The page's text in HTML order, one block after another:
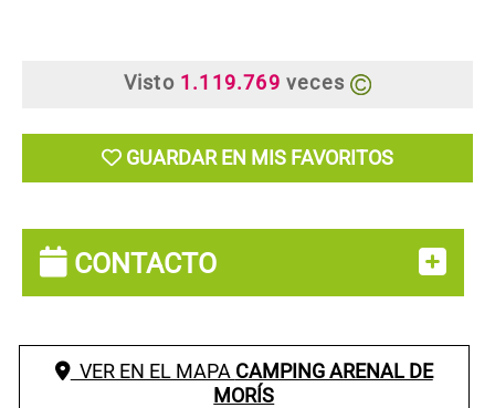
Visto 1.119.769 veces
GUARDAR EN MIS FAVORITOS
CONTACTO
VER EN EL MAPA CAMPING ARENAL DE
MORÍS